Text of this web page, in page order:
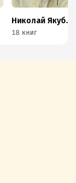
Николай Якубович
18 книг